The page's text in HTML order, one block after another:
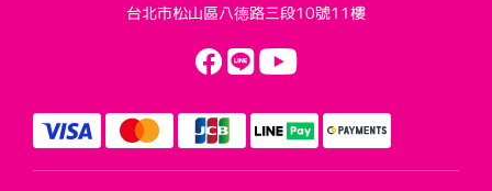
台北市松山區八德路三段10號11樓